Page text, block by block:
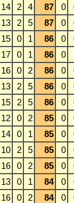
14 2 4 87 0
13 2 5 87 0
15 0 1 86 0
17 0 1 86 0
16 0 2 86 0
13 2 5 86 0
15 2 5 86 0
12 0 2 85 0
14 0 1 85 0
10 2 5 85 0
16 0 2 85 0
13 0 1 84 0
16 0 2 84 0